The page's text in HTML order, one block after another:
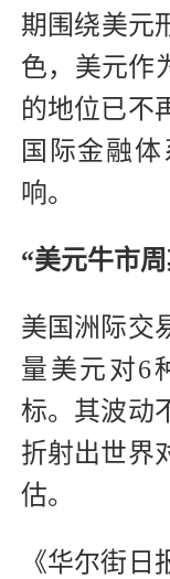
期围绕美元
色，美元作
的地位已不
国际金融
响。
“美元牛市
美国洲际交
量美元对6
标。其波动
折射出世界
估。
《华尔街